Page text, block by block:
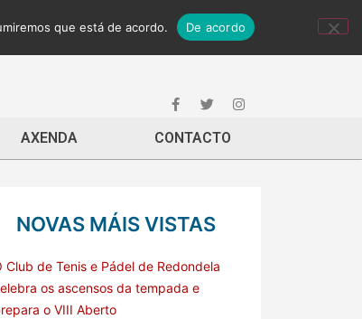
AXENDA CONTACTO
NOVAS MÁIS VISTAS
Club de Tenis e Pádel de Redondela
os ascensos da tempada e
o VIII Aberto
que está de acordo. De acordo